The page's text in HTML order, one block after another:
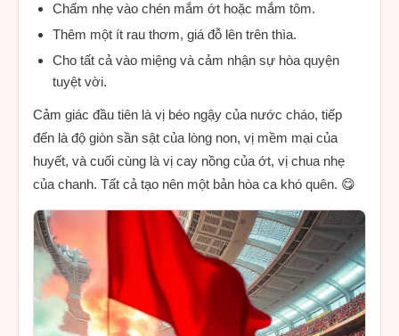
Chấm nhẹ vào chén mắm ớt hoặc mắm tôm.
Thêm một ít rau thơm, giá đỗ lên trên thìa.
Cho tất cả vào miệng và cảm nhận sự hòa quyện
tuyệt vời.
Cảm giác đầu tiên là vị béo ngậy của nước cháo, tiếp
đến là độ giòn sần sật của lòng non, vị mềm mại của
huyết, và cuối cùng là vị cay nồng của ớt, vị chua nhẹ
của chanh. Tất cả tạo nên một bản hòa ca khó quên. 😋